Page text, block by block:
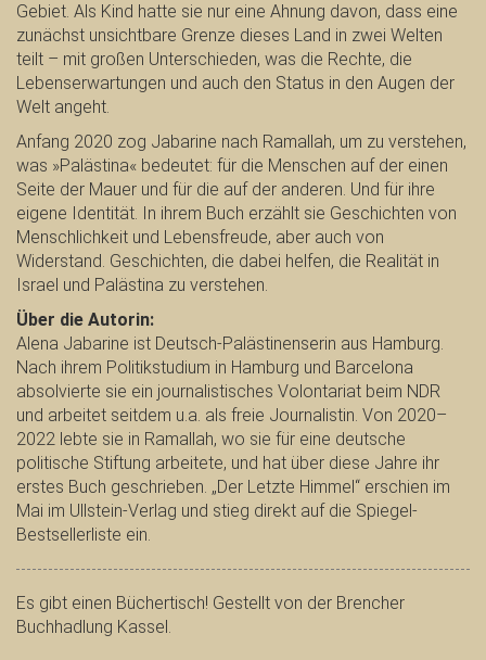
Gebiet. Als Kind hatte sie nur eine Ahnung davon, dass eine
zunächst unsichtbare Grenze dieses Land in zwei Welten
teilt – mit großen Unterschieden, was die Rechte, die
Lebenserwartungen und auch den Status in den Augen der
Welt angeht.
Anfang 2020 zog Jabarine nach Ramallah, um zu verstehen,
was »Palästina« bedeutet: für die Menschen auf der einen
Seite der Mauer und für die auf der anderen. Und für ihre
eigene Identität. In ihrem Buch erzählt sie Geschichten von
Menschlichkeit und Lebensfreude, aber auch von
Widerstand. Geschichten, die dabei helfen, die Realität in
Israel und Palästina zu verstehen.
Über die Autorin:
Alena Jabarine ist Deutsch-Palästinenserin aus Hamburg.
Nach ihrem Politikstudium in Hamburg und Barcelona
absolvierte sie ein journalistisches Volontariat beim NDR
und arbeitet seitdem u.a. als freie Journalistin. Von 2020–
2022 lebte sie in Ramallah, wo sie für eine deutsche
politische Stiftung arbeitete, und hat über diese Jahre ihr
erstes Buch geschrieben. „Der Letzte Himmel“ erschien im
Mai im Ullstein-Verlag und stieg direkt auf die Spiegel-
Bestsellerliste ein.
Es gibt einen Büchertisch! Gestellt von der Brencher
Buchhadlung Kassel.